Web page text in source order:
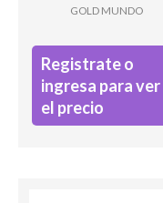
GOLD MUNDO
Registrate o
ingresa para ver
el precio